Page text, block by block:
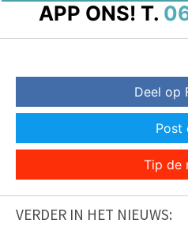
APP ONS! T.
Deel op
Post
Tip de
VERDER IN HET NIEUWS: